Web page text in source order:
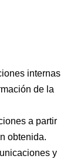
internas
de la
a partir
obtenida.
y